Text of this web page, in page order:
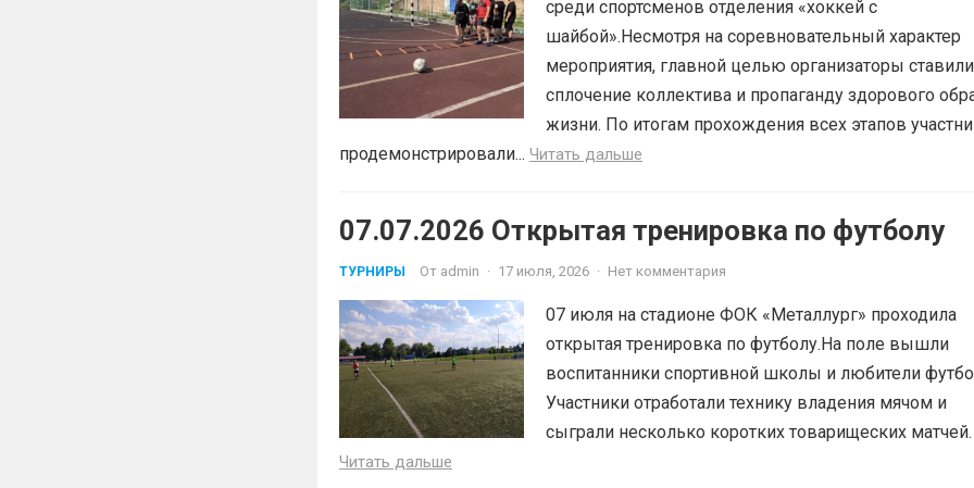
среди спортсменов отделения «хоккей с
шайбой».Несмотря на соревновательный характер
мероприятия, главной целью организаторы ставили
сплочение коллектива и пропаганду здорового
жизни. По итогам прохождения всех этапов
продемонстрировали... Читать дальше
07.07.2026 Открытая тренировка по футболу
ТУРНИРЫ От admin · 17 июля, 2026 · Нет комментария
07 июля на стадионе ФОК «Металлург» проходила
открытая тренировка по футболу.На поле вышли
воспитанники спортивной школы и любители
Участники отработали технику владения мячом и
сыграли несколько коротких товарищеских матчей.
Читать дальше